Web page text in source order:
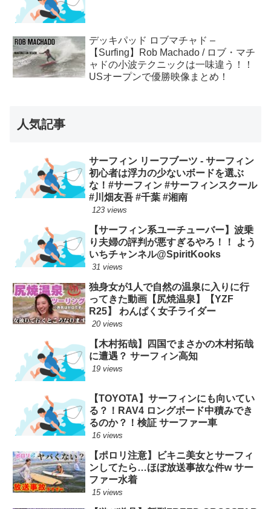
デッキパッド ロブマチャド –
【Surfing】Rob Machado / ロブ・マチ
ャドの小波テクニックは一味違う！！
USオープンで優勝映像まとめ！
人気記事
サーフィン リーフブーツ - サーフィン
初心者は浮力の少ないボードを選ぶ
な！#サーフィン #サーフィンスクール
#川畑友吾 #千葉 #湘南
123 views
【サーフィン系ユーチューバー】波乗
り夫婦の評判が悪すぎるやろ！！ よう
いちチャンネル@SpiritKooks
31 views
独身女が1人で自然の温泉に入りに行
ってきた動画【尻焼温泉】【YZF
R25】 わんぱく女子ライダー
20 views
【木村拓哉】四国でまさかの木村拓哉
に遭遇？ サーフィン高知
19 views
【TOYOTA】サーフィンにも向いてい
る？！RAV4 ロングボード中積みでき
るのか？！検証 サーファー車
16 views
【ポロリ注意】ビキニ美女とサーフィ
ンしてたら…ほぼ放送事故な件w サー
ファー水着
15 views